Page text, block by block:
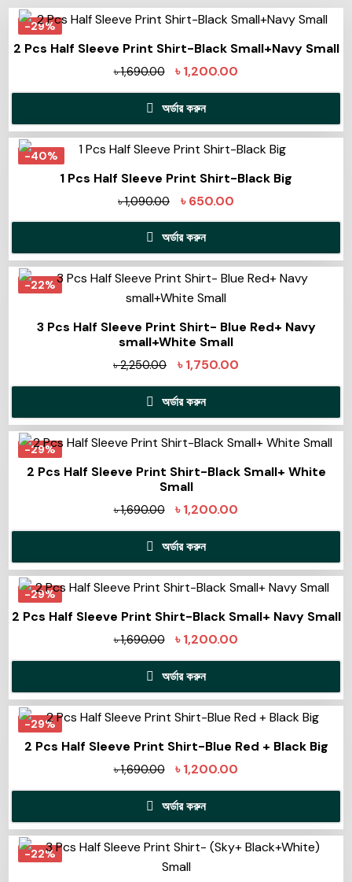
-29%
2 Pcs Half Sleeve Print Shirt-Black Small+Navy Small
৳1,690.00 ৳1,200.00
অর্ডার করুন
-40%
1 Pcs Half Sleeve Print Shirt-Black Big
৳1,090.00 ৳650.00
অর্ডার করুন
-22%
3 Pcs Half Sleeve Print Shirt- Blue Red+ Navy
small+White Small
৳2,250.00 ৳1,750.00
অর্ডার করুন
-29%
2 Pcs Half Sleeve Print Shirt-Black Small+ White
Small
৳1,690.00 ৳1,200.00
অর্ডার করুন
-29%
2 Pcs Half Sleeve Print Shirt-Black Small+ Navy Small
৳1,690.00 ৳1,200.00
অর্ডার করুন
-29%
2 Pcs Half Sleeve Print Shirt-Blue Red + Black Big
৳1,690.00 ৳1,200.00
অর্ডার করুন
-22%